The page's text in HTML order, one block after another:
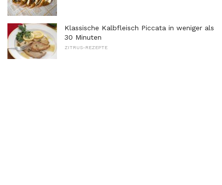
Klassische Kalbfleisch Piccata in weniger als
30 Minuten
ZITRUS-REZEPTE